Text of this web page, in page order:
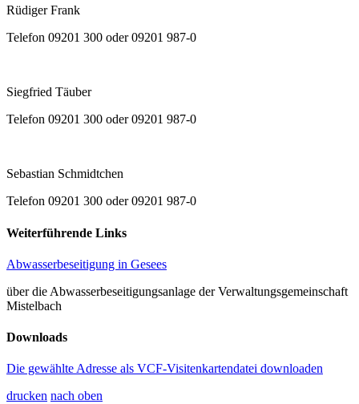
Rüdiger Frank
Telefon 09201 300 oder 09201 987-0
Siegfried Täuber
Telefon 09201 300 oder 09201 987-0
Sebastian Schmidtchen
Telefon 09201 300 oder 09201 987-0
Weiterführende Links
Abwasserbeseitigung in Gesees
über die Abwasserbeseitigungsanlage der Verwaltungsgemeinschaft
Mistelbach
Downloads
Die gewählte Adresse als VCF-Visitenkartendatei downloaden
drucken nach oben